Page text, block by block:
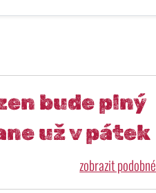
bude plný
už v pátek
zobrazit podobné